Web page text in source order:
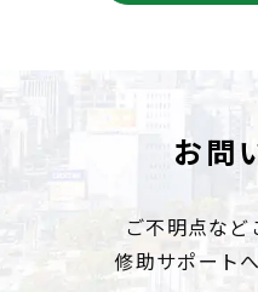
お問
ご不明点など
修助サポート